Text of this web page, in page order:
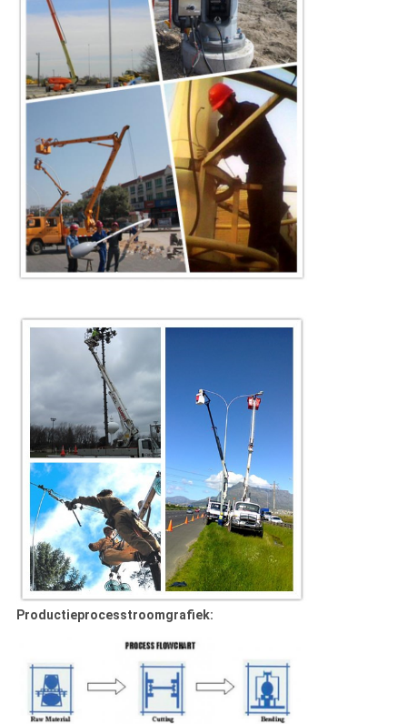
Productieprocesstroomgrafiek: